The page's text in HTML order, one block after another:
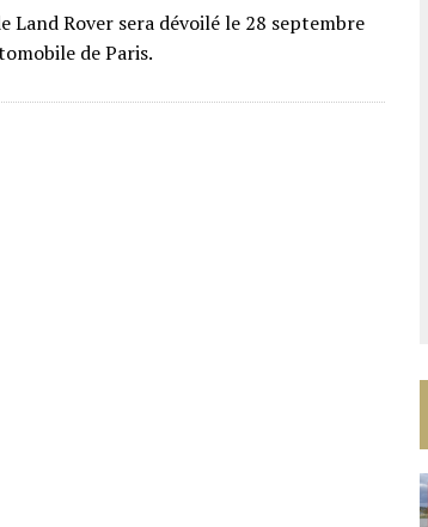
Land Rover sera dévoilé le 28 septembre
de Paris.